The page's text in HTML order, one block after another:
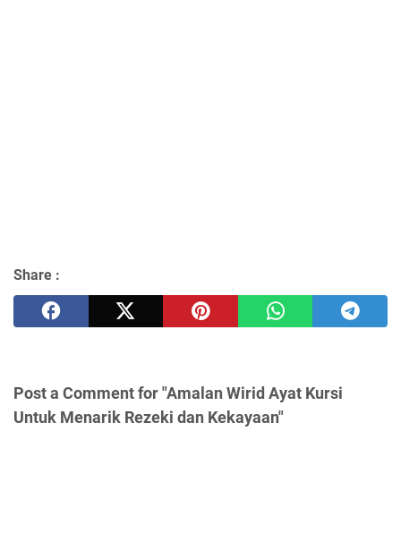
Share :
Post a Comment for "Amalan Wirid Ayat Kursi
Untuk Menarik Rezeki dan Kekayaan"